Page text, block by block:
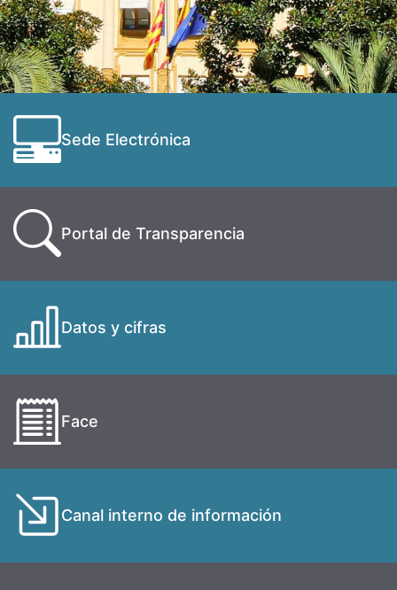
Sede Electrónica
Portal de Transparencia
Datos y cifras
Face
Canal interno de información